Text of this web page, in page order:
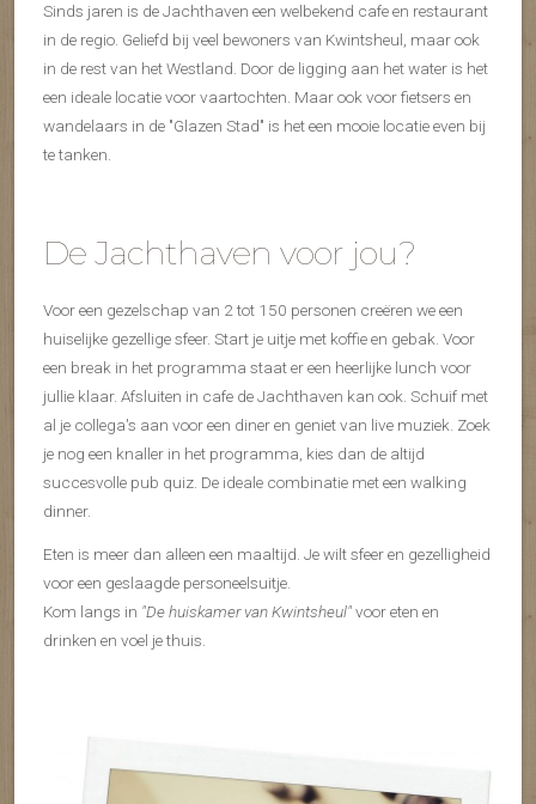
Sinds jaren is de Jachthaven een welbekend cafe en restaurant
in de regio. Geliefd bij veel bewoners van Kwintsheul, maar ook
in de rest van het Westland. Door de ligging aan het water is het
een ideale locatie voor vaartochten. Maar ook voor fietsers en
wandelaars in de "Glazen Stad" is het een mooie locatie even bij
te tanken.
De Jachthaven voor jou?
Voor een gezelschap van 2 tot 150 personen creëren we een
huiselijke gezellige sfeer. Start je uitje met koffie en gebak. Voor
een break in het programma staat er een heerlijke lunch voor
jullie klaar. Afsluiten in cafe de Jachthaven kan ook. Schuif met
al je collega's aan voor een diner en geniet van live muziek. Zoek
je nog een knaller in het programma, kies dan de altijd
succesvolle pub quiz. De ideale combinatie met een walking
dinner.
Eten is meer dan alleen een maaltijd. Je wilt sfeer en gezelligheid
voor een geslaagde personeelsuitje.
Kom langs in "De huiskamer van Kwintsheul"voor eten en
drinken en voel je thuis.